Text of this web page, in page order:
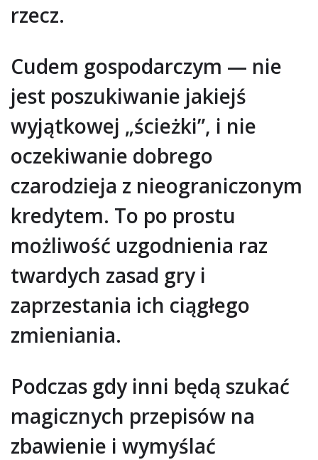
rzecz.
Cudem gospodarczym — nie
jest poszukiwanie jakiejś
wyjątkowej „ścieżki”, i nie
oczekiwanie dobrego
czarodzieja z nieograniczonym
kredytem. To po prostu
możliwość uzgodnienia raz
twardych zasad gry i
zaprzestania ich ciągłego
zmieniania.
Podczas gdy inni będą szukać
magicznych przepisów na
zbawienie i wymyślać